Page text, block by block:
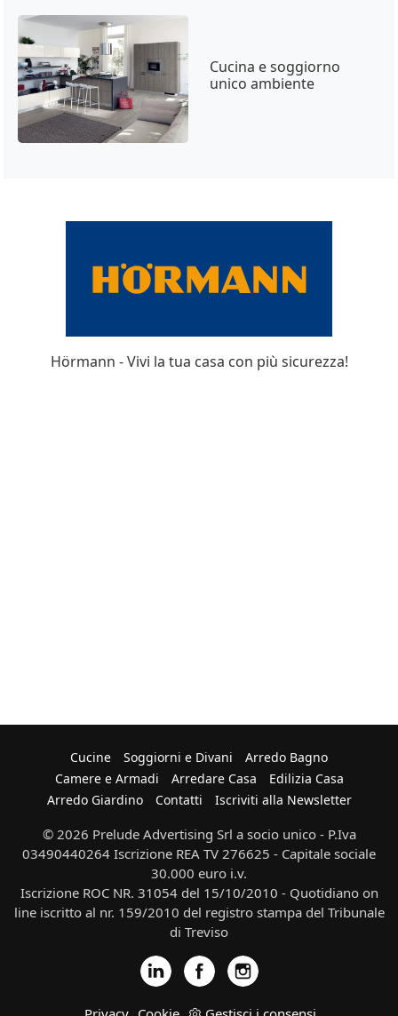
Cucina e soggiorno
unico ambiente
Hörmann - Vivi la tua casa con più sicurezza!
Cucine Soggiorni e Divani
Arredo Bagno
Camere e Armadi
Arredare Casa
Edilizia Casa
Arredo Giardino
Contatti Iscriviti alla Newsletter
© 2026 Prelude Advertising Srl a socio unico - P.Iva
03490440264 Iscrizione REA TV 276625 - Capitale sociale
30.000 euro i.v.
Iscrizione ROC NR. 31054 del 15/10/2010 - Quotidiano on
line iscritto al nr. 159/2010 del registro stampa del Tribunale
di Treviso